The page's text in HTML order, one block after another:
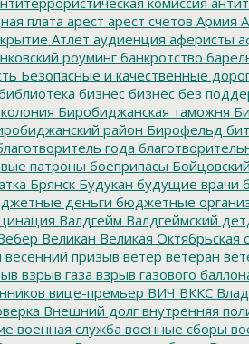
плата арест арест счетов Армия
Атлет аудиенция аферисты
роумингбанкротство
Безопасные и качественные
бизнес бизнес без
Биробиджанская таможня
район Бирофельд
года
патроны боеприпасы
Брянск Будукан будущие врачи
деньги бюджетные
Валдгейм Валдгеймский
Великан Великая Октябрьская
весенний призыв ветер ветеран
взрыв газа взрыв газового
вице-премьер ВИЧ ВККС
Внешний долг внутренняя
военная служба военные сборы